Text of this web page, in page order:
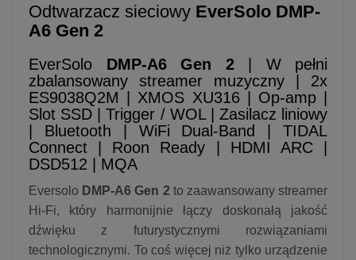
Odtwarzacz sieciowy EverSolo DMP-
A6 Gen 2
EverSolo DMP-A6 Gen 2| W pełni
zbalansowany streamer muzyczny | 2x
ES9038Q2M | XMOS XU316 | Op-amp |
Slot SSD | Trigger / WOL | Zasilacz liniowy
| Bluetooth | WiFi Dual-Band | TIDAL
Connect | Roon Ready | HDMI ARC |
DSD512 | MQA
Eversolo DMP-A6 Gen 2 to zaawansowany streamer
Hi-Fi, który harmonijnie łączy doskonałą jakość
dźwięku z futurystycznymi rozwiązaniami
technologicznymi. To coś więcej niż tylko urządzenie